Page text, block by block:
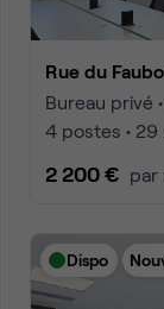
Rue du
Bureau privé
4 postes • 29
2 200 € par
Dispo